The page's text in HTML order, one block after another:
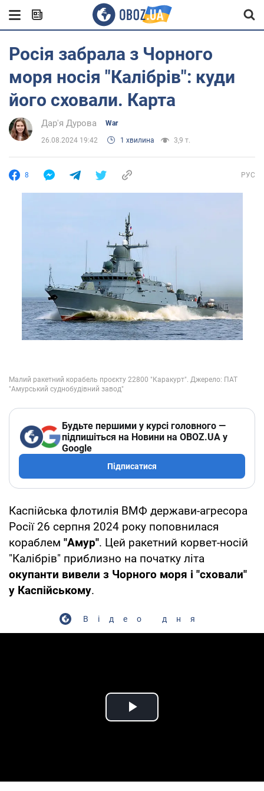
Росія забрала з Чорного
моря носія "Калібрів": куди
його сховали. Карта
Дар'я Дурова War
26.08.2024 19:42 1 хвилина 3,9 т.
8 РУС
Будьте першими у курсі головного —
підпишіться на Новини на OBOZ.UA у
Google
Підписатися
Каспійська флотилія ВМФ держави-агресора
Росії 26 серпня 2024 року поповнилася
кораблем "Амур". Цей ракетний корвет-носій
"Калібрів" приблизно на початку літа
окупанти вивели з Чорного моря і "сховали"
у Каспійському.
Відео дня
Play Video